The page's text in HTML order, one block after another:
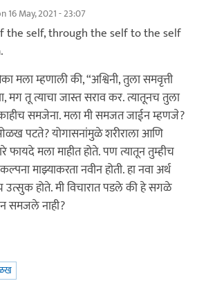
16 May, 2021 - 23:07
the self, through the self to the self
मला म्हणाली की, “अश्विनी, तुला समवृत्ती
मग तू त्याचा जास्त सराव कर. त्यातूनच तुला
समजेना. मला मी समजत जाईन म्हणजे?
पटते? योगासनांमुळे शरीराला आणि
फायदे मला माहीत होते. पण त्यातून तुम्हीच
माझ्याकरता नवीन होती. हा नवा अर्थ
होते. मी विचारात पडले की हे सगळे
समजले नाही?